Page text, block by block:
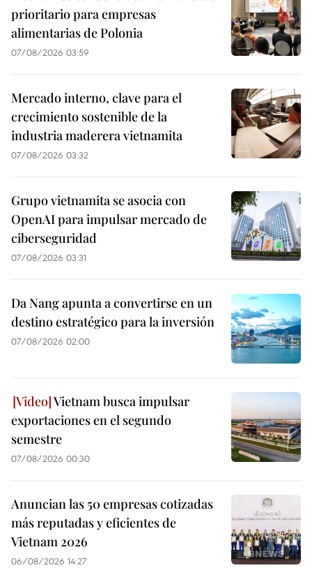
prioritario para empresas
alimentarias de Polonia
07/08/2026 03:59
Mercado interno, clave para el
crecimiento sostenible de la
industria maderera vietnamita
07/08/2026 03:32
Grupo vietnamita se asocia con
OpenAI para impulsar mercado de
ciberseguridad
07/08/2026 03:31
Da Nang apunta a convertirse en un
destino estratégico para la inversión
07/08/2026 02:00
Vietnam busca impulsar
exportaciones en el segundo
semestre
07/08/2026 00:30
Anuncian las 50 empresas cotizadas
más reputadas y eficientes de
Vietnam 2026
06/08/2026 14:27